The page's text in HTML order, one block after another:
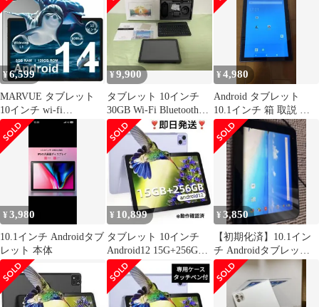
¥6,599
MARVUE タブレット
10インチ wi-fi
8GB+128GB+1TB拡張
¥9,900
タブレット 10インチ
30GB Wi-Fi Bluetooth
6200mAh
¥4,980
Android タブレット
10.1インチ 箱 取説 付
属品等 完備
¥3,980
10.1インチ Androidタブ
レット 本体
¥ 10,899
タブレット 10インチ
Android12 15G+256G
LTE+WIFI
¥3,850
【初期化済】10.1イン
チ Androidタブレット本
体